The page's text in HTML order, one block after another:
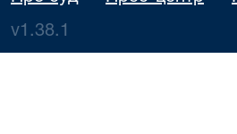
v1.38.1